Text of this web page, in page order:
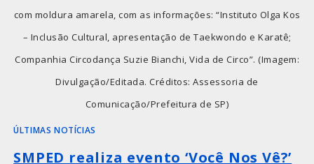
com moldura amarela, com as informações: “Instituto Olga Kos
– Inclusão Cultural, apresentação de Taekwondo e Karatê;
Companhia Circodança Suzie Bianchi, Vida de Circo”. (Imagem:
Divulgação/Editada. Créditos: Assessoria de
Comunicação/Prefeitura de SP)
ÚLTIMAS NOTÍCIAS
SMPED realiza evento ‘Você Nos Vê?’